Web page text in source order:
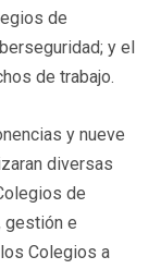
de
y el
de trabajo.
y nueve
diversas
de
gestión e
Colegios a